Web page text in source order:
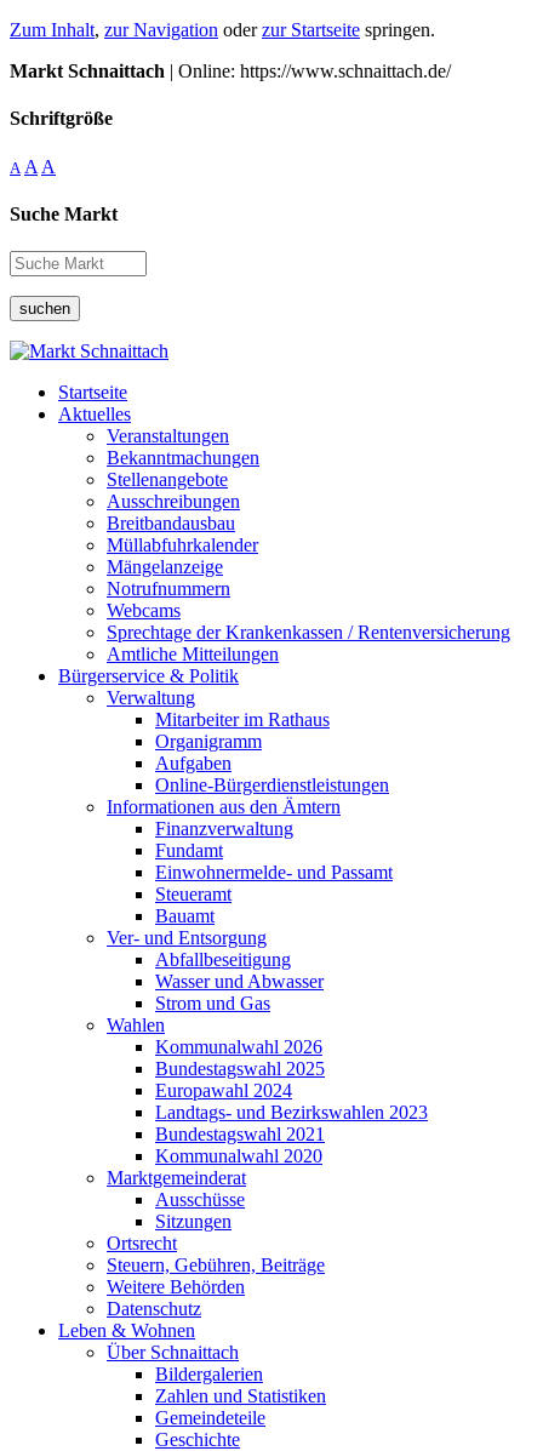
Zum Inhalt, zur Navigation oderzur Startseite springen.
Markt Schnaittach | Online: https://www.schnaittach.de/
Schriftgröße
A A A
Suche Markt
suchen
Startseite
Aktuelles
Veranstaltungen
Bekanntmachungen
Stellenangebote
Ausschreibungen
Breitbandausbau
Müllabfuhrkalender
Mängelanzeige
Notrufnummern
Webcams
Sprechtage der Krankenkassen / Rentenversicherung
Amtliche Mitteilungen
Bürgerservice & Politik
Verwaltung
Mitarbeiter im Rathaus
Organigramm
Aufgaben
Online-Bürgerdienstleistungen
Informationen aus den Ämtern
Finanzverwaltung
Fundamt
Einwohnermelde- und Passamt
Steueramt
Bauamt
Ver- und Entsorgung
Abfallbeseitigung
Wasser und Abwasser
Strom und Gas
Wahlen
Kommunalwahl 2026
Bundestagswahl 2025
Europawahl 2024
Landtags- und Bezirkswahlen 2023
Bundestagswahl 2021
Kommunalwahl 2020
Marktgemeinderat
Ausschüsse
Sitzungen
Ortsrecht
Steuern, Gebühren, Beiträge
Weitere Behörden
Datenschutz
Leben & Wohnen
Über Schnaittach
Bildergalerien
Zahlen und Statistiken
Gemeindeteile
Geschichte